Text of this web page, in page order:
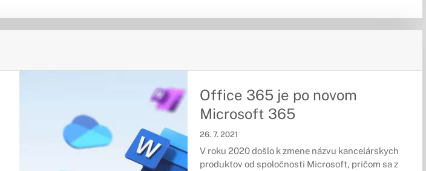
Office 365 je po novom
Microsoft 365
26. 7. 2021
V roku 2020 došlo k zmene názvu kancelárskych
produktov od spoločnosti Microsoft, pričom sa z